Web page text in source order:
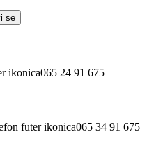
se
065 24 91 675
065 34 91 675